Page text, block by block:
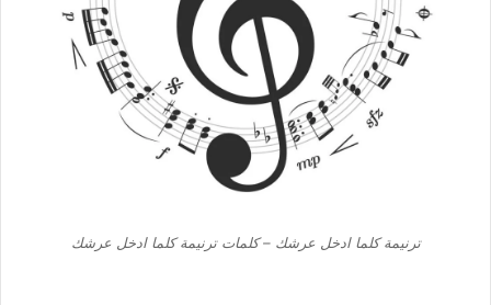
ترنيمة كلما ادخل عرشك – كلمات ترنيمة كلما ادخل عرشك